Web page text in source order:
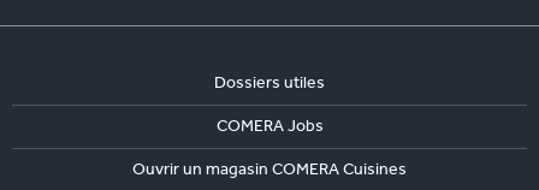
Dossiers utiles
COMERA Jobs
Ouvrir un magasin COMERA Cuisines